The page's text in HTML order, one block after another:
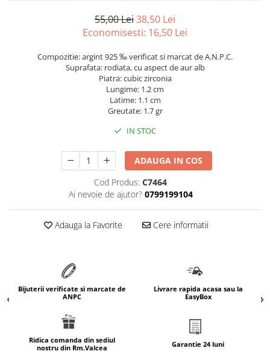
marimea 60
SETURI ARGINT
marime reglabila
marimea 53
marimea 56
55,00 Lei38,50 Lei
Economisesti: 16,50 Lei
Compozitie: argint 925 ‰ verificat si marcat de A.N.P.C.
Suprafata: rodiata, cu aspect de aur alb
Piatra: cubic zirconia
Lungime: 1.2 cm
Latime: 1.1 cm
Greutate: 1.7 gr
IN STOC
ADAUGA IN COS
Cod Produs: C7464
Ai nevoie de ajutor? 0799199104
Adauga la Favorite Cere informatii
Bijuterii verificate si marcate de
ANPC
Livrare rapida acasa sau la
EasyBox
Ridica comanda din sediul
nostru din Rm.Valcea
Garantie 24 luni